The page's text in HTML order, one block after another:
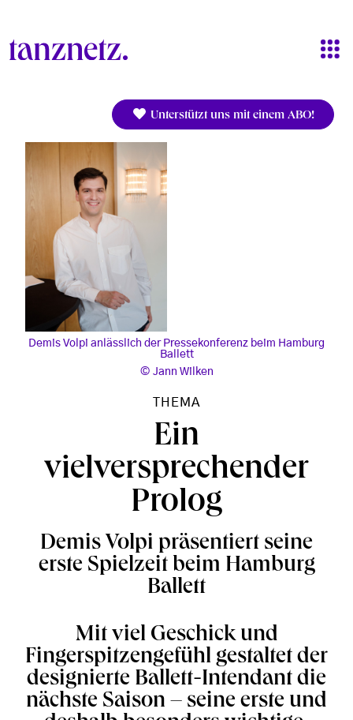
Unterstützt uns mit einem ABO!
Demis Volpi anlässlich der Pressekonferenz beim Hamburg
Ballett
Jann Wilken
THEMA
Ein
vielversprechender
Prolog
Demis Volpi präsentiert seine
erste Spielzeit beim Hamburg
Ballett
Mit viel Geschick und
Fingerspitzengefühl gestaltet der
designierte Ballett-Intendant die
nächste Saison – seine erste und